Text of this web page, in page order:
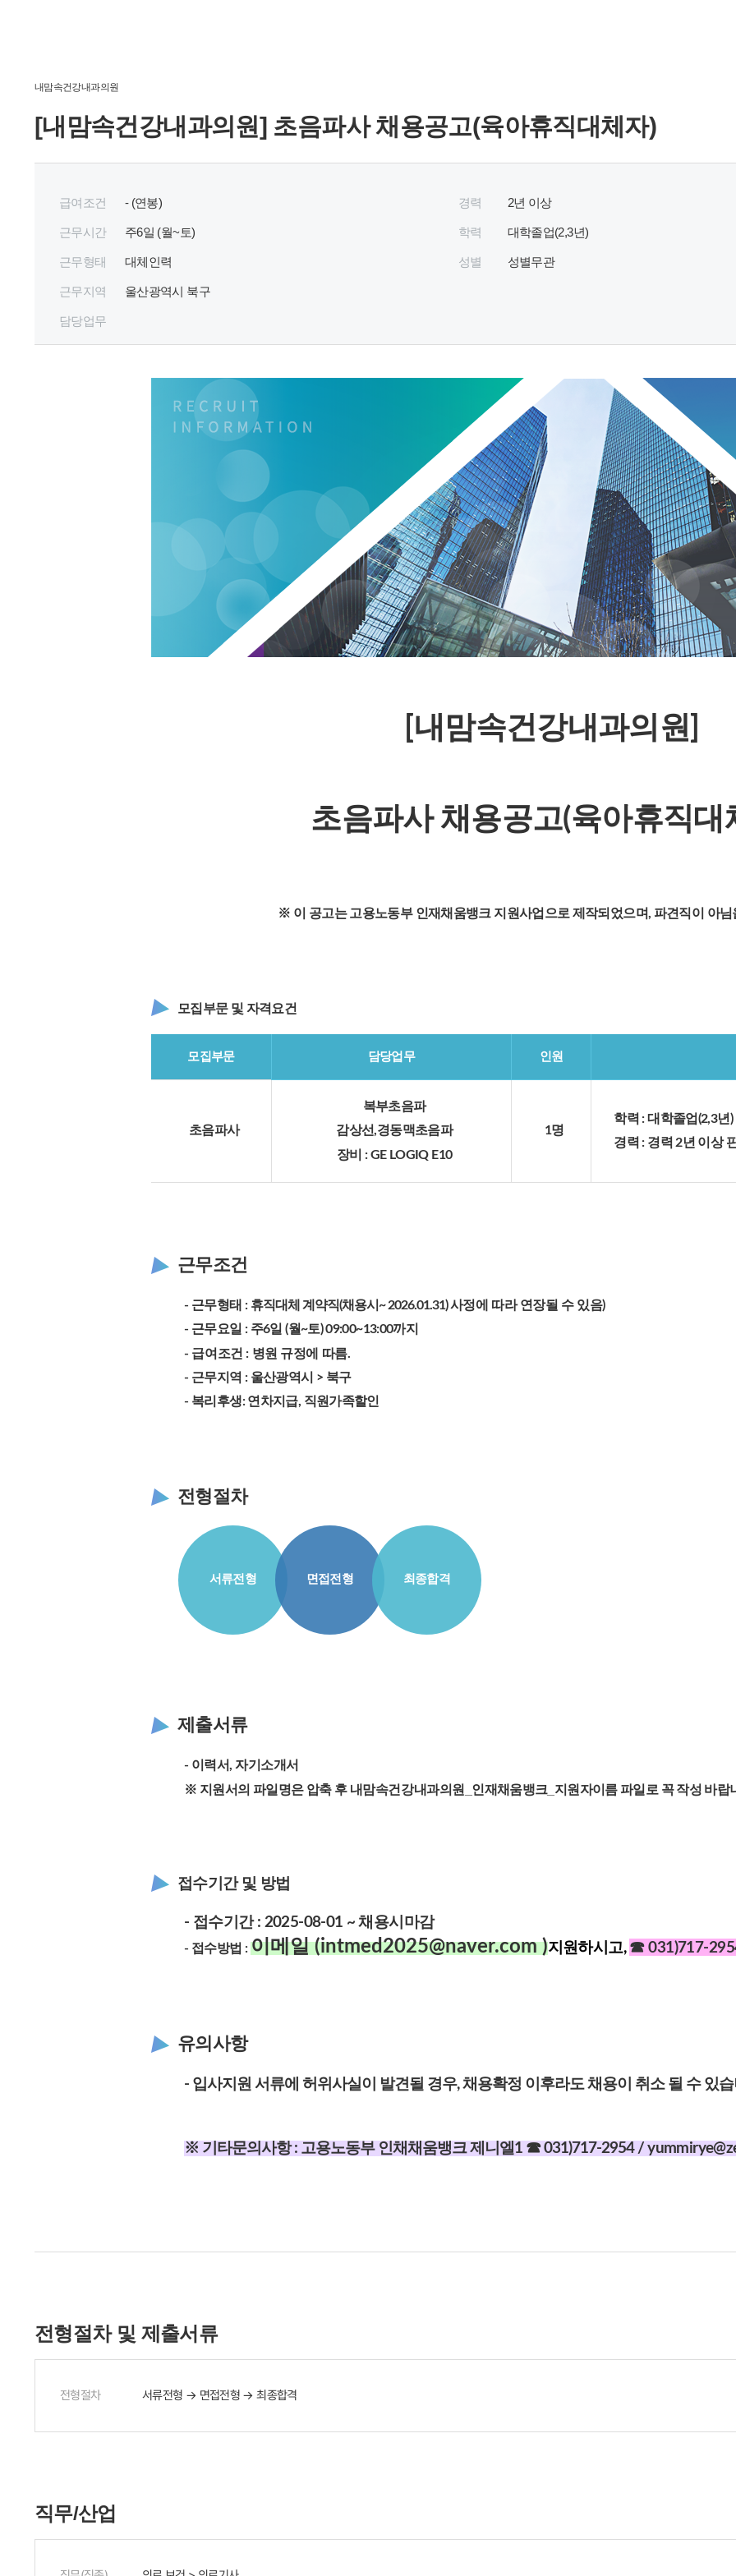
내맘속건강내과의원
[내맘속건강내과의원] 초음파사 채용공고(육아휴직대체자)
급여조건 - (연봉)
근무시간 주6일 (월~토)
근무형태 대체인력
근무지역 울산광역시 북구
담당업무
경력 2년 이상
학력 대학졸업(2,3년)
성별 성별무관
[내맘속건강내과의원]
초음파사 채용공고(육아휴직대
※ 이 공고는 고용노동부 인재채움뱅크 지원사업으로 제작되었으며, 파견직이 아님
모집부문 및 자격요건
모집부문 담당업무 인원
초음파사
복부초음파
감상선,경동맥초음파
장비 : GE LOGIQ E10
1명
학력 : 대학졸업(2,3년)
경력 : 경력 2년 이상
근무조건
- 근무형태 : 휴직대체 계약직(채용시~ 2026.01.31)사정에 따라 연장될 수 있음)
- 근무요일 : 주6일 (월~토) 09:00~13:00까지
- 급여조건 : 병원 규정에 따름.
- 근무지역 : 울산광역시 > 북구
- 복리후생: 연차지급, 직원가족할인
전형절차
서류전형 면접전형 최종합격
제출서류
- 이력서, 자기소개서
※ 지원서의 파일명은 압축 후 내맘속건강내과의원 _인재채움뱅크_지원자이름 파일로 꼭 작성 바랍
접수기간 및 방법
- 접수기간 : 2025-08-01 ~ 채용시마감
- 접수방법 :이메일 (intmed2025@naver.com)지원하시고, ☎ 031)717-
유의사항
- 입사지원 서류에 허위사실이 발견될 경우, 채용확정 이후라도 채용이 취소 될 수 있
※ 기타문의사항 : 고용노동부 인채채움뱅크 제니엘1 ☎ 031)717-2954 /
전형절차 및 제출서류
전형절차 서류전형 → 면접전형 → 최종합격
직무/산업